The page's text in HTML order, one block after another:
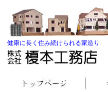
健康に長く住み続けられる家造り